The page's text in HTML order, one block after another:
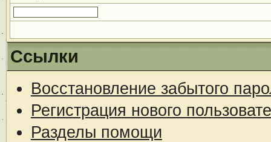
Ссылки
Восстановление забытого
Регистрация нового
Разделы помощи